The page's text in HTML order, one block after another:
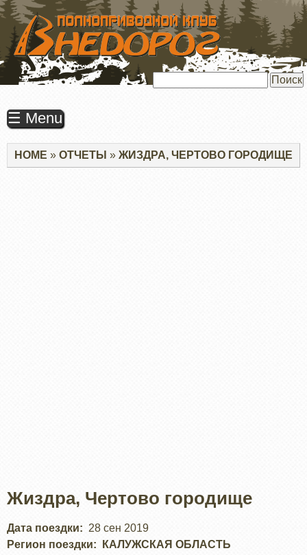
ПЕРЕЙТИ
ОСНОВНОМУ
СОДЕРЖАНИЮ
☰ Menu
Строка
навигации
HOME ОТЧЕТЫ ЖИЗДРА, ЧЕРТОВО ГОРОДИЩЕ
Жиздра, Чертово городище
Дата поездки
28 сен 2019
Регион поездки
КАЛУЖСКАЯ ОБЛАСТЬ